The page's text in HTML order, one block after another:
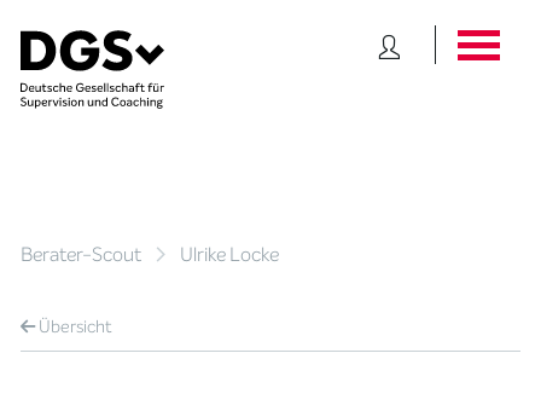
Berater-Scout Ulrike Locke
Übersicht